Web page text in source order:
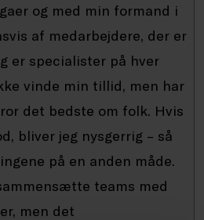
og med min formand i
af medarbejdere, der er
er specialister på hver
vinde min tillid, men har
det bedste om folk. Hvis
bliver jeg nysgerrig – så
på en anden måde.
teams med
men det